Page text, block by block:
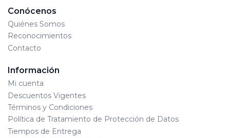
Conócenos
Quiénes Somos
Reconocimientos
Contacto
Información
Mi cuenta
Descuentos Vigentes
Términos y Condiciones
Política de Tratamiento de Protección de Datos
Tiempos de Entrega